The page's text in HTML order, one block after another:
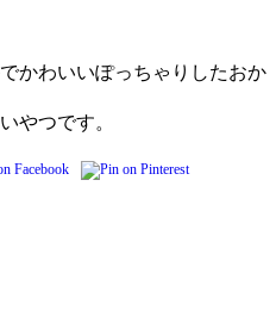
かわいいぽっちゃりしたおか
やつです。